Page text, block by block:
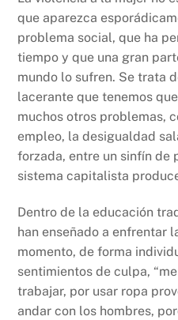
que aparezca
problema social, que ha
tiempo y que una gran
mundo lo sufren. Se trata
lacerante que tenemos
muchos otros problemas,
empleo, la desigualdad
forzada, entre un sinfín de
sistema capitalista
Dentro de la educación
han enseñado a enfrentar
momento, de forma
sentimientos de culpa,
trabajar, por usar ropa
andar con los hombres,